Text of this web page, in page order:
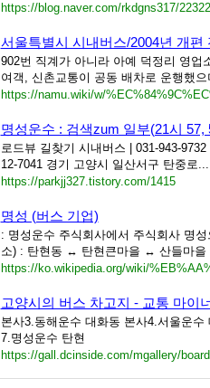
https://blog.naver.com/rkdgns317/
서울특별시 시내버스/2004년 개편
902번 직계가 아니라 아예 덕정리 영
여객, 신촌교통이 공동 배차로 운행했
명성운수 : 검색zum 일부(21시 57,
로드뷰 길찾기 시내버스 | 031-943-
12-7041 경기 고양시 일산서구 탄중로
https://parkjj327.tistory.com/1415
명성 (버스 기업)
: 명성운수 주식회사에서 주식회사 명
소) : 탄현동 ↔ 탄현큰마을 ↔ 산들마
고양시의 버스 차고지 - 교통 마이
본사3.동해운수 대화동 본사4.서울운
7.명성운수 탄현
https://gall.dcinside.com/mgallery/